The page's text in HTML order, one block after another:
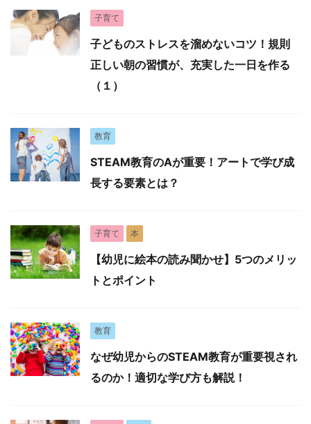
子育て
子どものストレスを溜めないコツ！規則
正しい朝の習慣が、充実した一日を作る
（１）
教育
STEAM教育のAが重要！アートで学び成
長する要素とは？
子育て 本
【幼児に絵本の読み聞かせ】5つのメリッ
トとポイント
教育
なぜ幼児からのSTEAM教育が重要視され
るのか！適切な学び方も解説！